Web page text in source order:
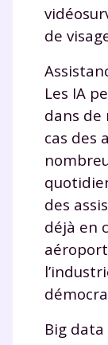
de
Les IA
dans de
cas des
des
déjà en
Big data
Tout
la
Des
à la
vidéo
* Votre code
renseignant
données à
la marque
accès au
pour exercer